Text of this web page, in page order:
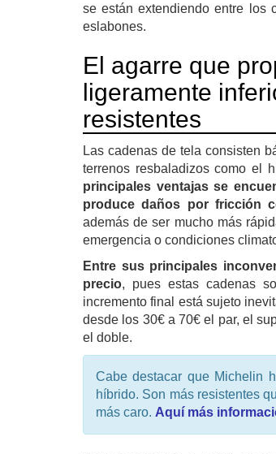
se están extendiendo entre los
eslabones.
El agarre que
ligeramente
resistentes
Las cadenas de tela consisten
terrenos resbaladizos como el
principales ventajas se
produce daños por fricción
además de ser mucho más
emergencia o condiciones
Entre sus principales
precio, pues estas cadenas
incremento final está sujeto
desde los 30€ a 70€ el par, el
el doble.
Cabe destacar que Michelin
híbrido. Son más resistentes
más caro. Aquí más